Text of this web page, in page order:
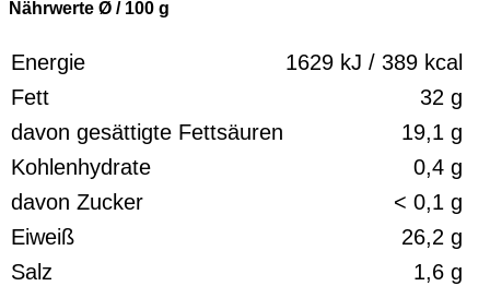
Nährwerte Ø / 100 g
Energie
1629 kJ / 389 kcal
Fett
32 g
davon gesättigte Fettsäuren
19,1 g
Kohlenhydrate
0,4 g
davon Zucker
< 0,1 g
Eiweiß
26,2 g
Salz
1,6 g